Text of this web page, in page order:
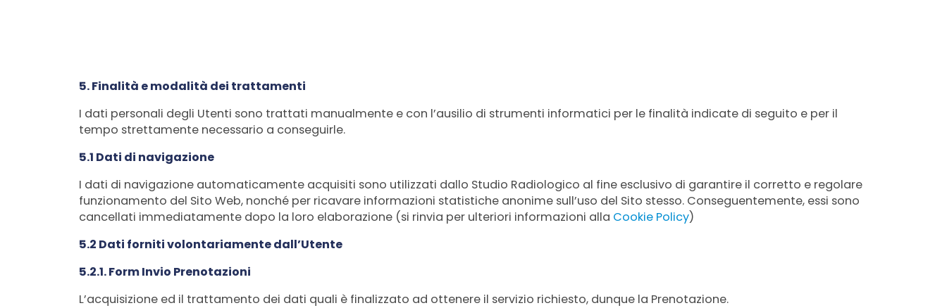
5. Finalità e modalità dei trattamenti
I dati personali degli Utenti sono trattati manualmente e con l’ausilio di strumenti informatici per le finalità indicate di seguito e per il
tempo strettamente necessario a conseguirle.
5.1 Dati di navigazione
I dati di navigazione automaticamente acquisiti sono utilizzati dallo Studio Radiologico al fine esclusivo di garantire il corretto e regolare
funzionamento del Sito Web, nonché per ricavare informazioni statistiche anonime sull’uso del Sito stesso. Conseguentemente, essi sono
cancellati immediatamente dopo la loro elaborazione (si rinvia per ulteriori informazioni alla Cookie Policy)
5.2 Dati forniti volontariamente dall’Utente
5.2.1. Form Invio Prenotazioni
L’acquisizione ed il trattamento dei dati quali è finalizzato ad ottenere il servizio richiesto, dunque la Prenotazione.